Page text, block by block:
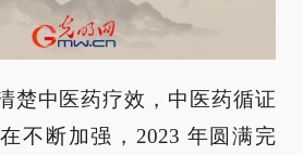
楚中医药疗效，中医药循证
不断加强，2023 年圆满完